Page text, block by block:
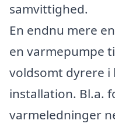
samvittighed.
En endnu mere
en varmepumpe
voldsomt dyrere i
installation. Bl.a.
varmeledninger